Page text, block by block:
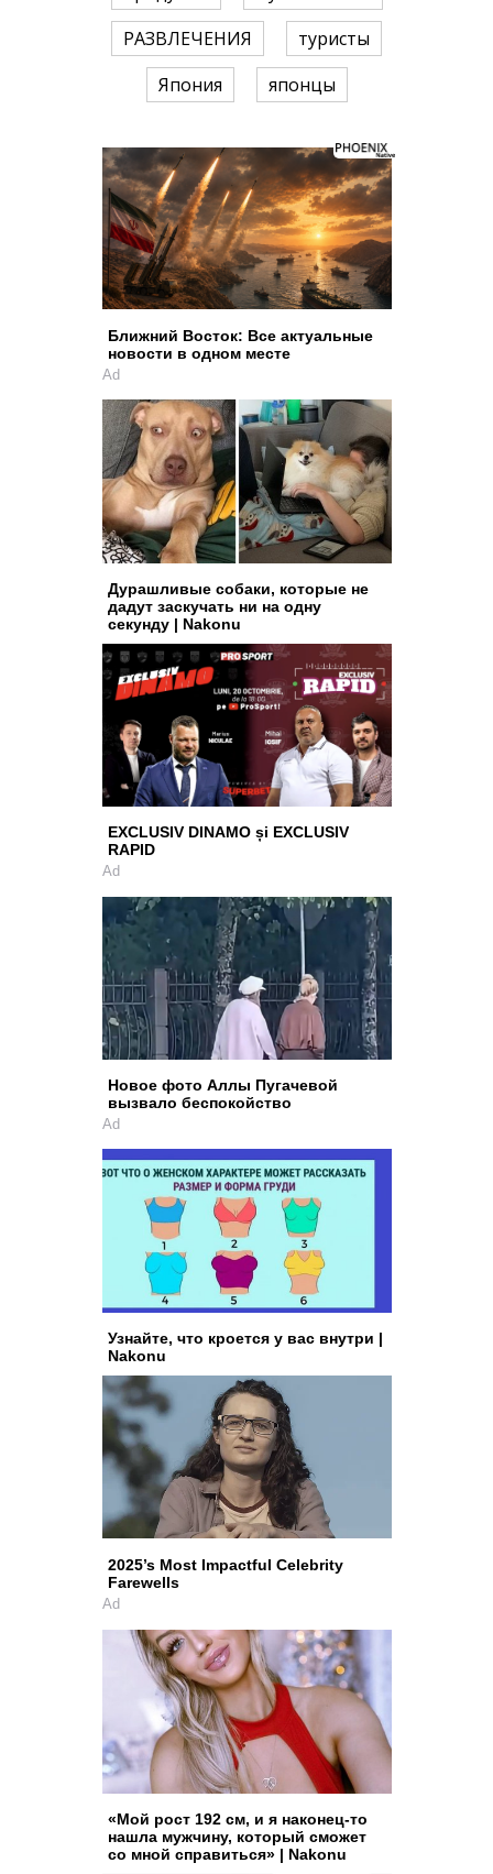
РАЗВЛЕЧЕНИЯ
туристы
Япония
японцы
Ближний Восток: Все актуальные
новости в одном месте
Ad
Дурашливые собаки, которые не
дадут заскучать ни на одну
секунду | Nakonu
EXCLUSIV DINAMO și EXCLUSIV
RAPID
Ad
Новое фото Аллы Пугачевой
вызвало беспокойство
Ad
Узнайте, что кроется у вас внутри |
Nakonu
2025’s Most Impactful Celebrity
Farewells
Ad
«Мой рост 192 см, и я наконец-то
нашла мужчину, который сможет
со мной справиться» | Nakonu